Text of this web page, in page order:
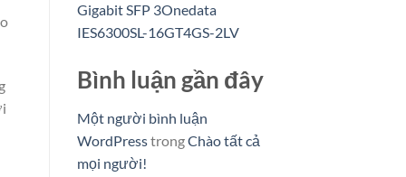
Gigabit SFP 3Onedata
IES6300SL-16GT4GS-2LV
Bình luận gần đây
Một người bình luận
WordPresstrongChào tất cả
mọi người!